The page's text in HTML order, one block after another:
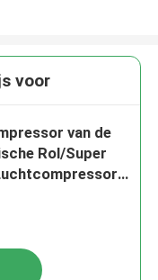
voor
van de
Rol/Super